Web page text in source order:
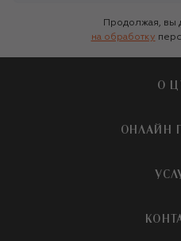
Продолжая, вы
на обработку
О
О
Бутики
ОНЛАЙН